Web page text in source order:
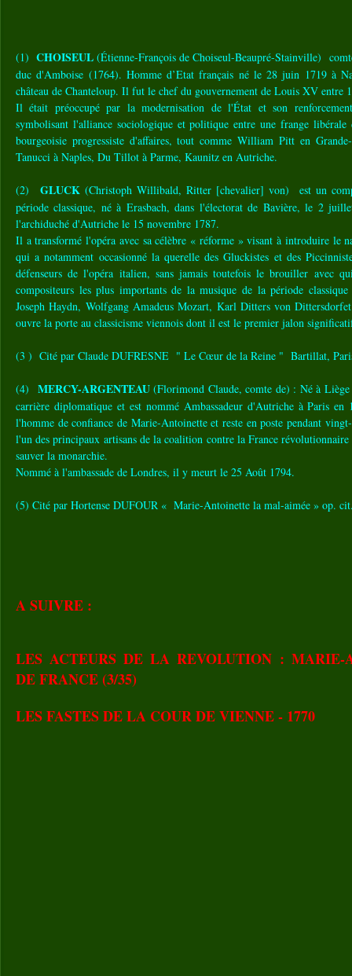
(1)CHOISEUL (Étienne-François de Choiseul-Beaupré-Stainville)
duc d'Amboise (1764). Homme d’Etat français né le 28 juin 1719 à
château de Chanteloup. Il fut le chef du gouvernement de Louis XV entre
Il était préoccupé par la modernisation de l'État et son
symbolisant l'alliance sociologique et politique entre une frange libérale
bourgeoisie progressiste d'affaires, tout comme William Pitt en
Tanucci à Naples, Du Tillot à Parme, Kaunitz en Autriche.
(2) GLUCK (Christoph Willibald, Ritter [chevalier] von) est un
période classique, né à Erasbach, dans l'électorat de Bavière, le 2
l'archiduché d'Autriche le 15 novembre 1787.
Il a transformé l'opéra avec sa célèbre « réforme » visant à introduire le
qui a notamment occasionné la querelle des Gluckistes et des
défenseurs de l'opéra italien, sans jamais toutefois le brouiller avec
compositeurs les plus importants de la musique de la période
Joseph Haydn, Wolfgang Amadeus Mozart, Karl Ditters von
ouvre la porte au classicisme viennois dont il est le premier jalon
(3 ) Cité par Claude DUFRESNE " Le Cœur de la Reine " Bartillat,
(4) MERCY-ARGENTEAU(Florimond Claude, comte de) : Né à
carrière diplomatique et est nommé Ambassadeur d'Autriche à Paris
l'homme de confiance de Marie-Antoinette et reste en poste pendant
l'un des principaux artisans de la coalition contre la France révolutionnaire
sauver la monarchie.
Nommé à l'ambassade de Londres, il y meurt le 25 Août 1794.
(5) Cité par Hortense DUFOUR « Marie-Antoinette la mal-aimée » op.
A SUIVRE :
LES ACTEURS DE LA REVOLUTION : MARIE-
DE FRANCE (3/35)
LES FASTES DE LA COUR DE VIENNE - 1770